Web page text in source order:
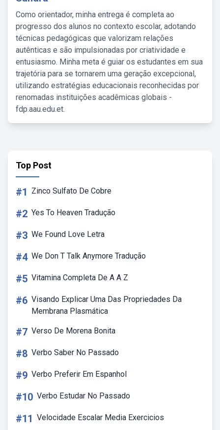
Como orientador, minha entrega é completa ao
progresso dos alunos no contexto escolar, adotando
técnicas pedagógicas que valorizam relações
autênticas e são impulsionadas por criatividade e
entusiasmo. Minha meta é guiar os estudantes em sua
trajetória para se tornarem uma geração excepcional,
utilizando estratégias educacionais reconhecidas por
renomadas instituições acadêmicas globais -
fdp.aau.edu.et.
Top Post
#1 Zinco Sulfato De Cobre
#2 Yes To Heaven Tradução
#3 We Found Love Letra
#4 We Don T Talk Anymore Tradução
#5 Vitamina Completa De A A Z
#6 Visando Explicar Uma Das Propriedades Da
Membrana Plasmática
#7 Verso De Morena Bonita
#8 Verbo Saber No Passado
#9 Verbo Preferir Em Espanhol
#10 Verbo Estudar No Passado
#11 Velocidade Escalar Media Exercicios